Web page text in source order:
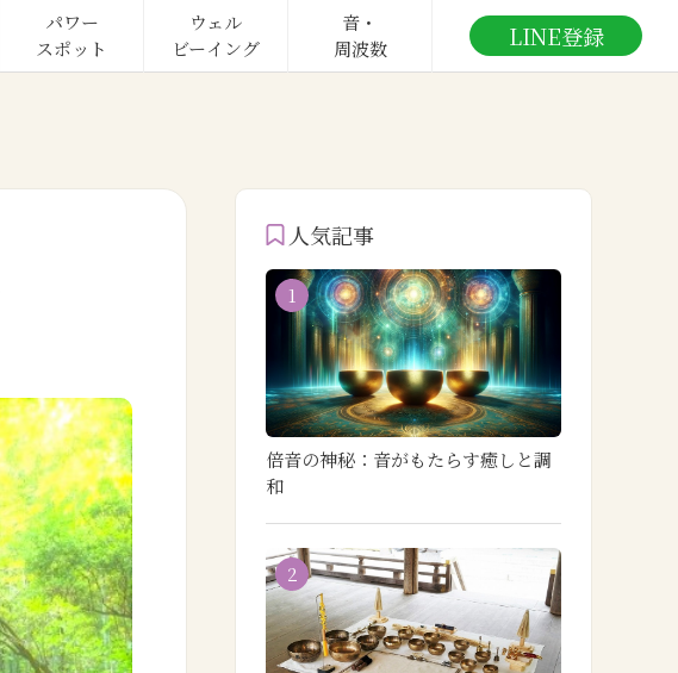
パワー
スポット
ウェル
ビーイング
音・
周波数
LINE登録
人気記事
1
倍音の神秘：音がもたらす癒しと調
和
2